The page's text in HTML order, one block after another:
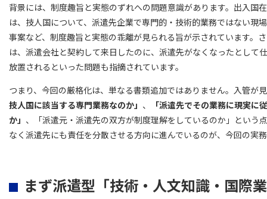
背景には、制度趣旨と実態のずれへの問題意識があります。出入国
は、技人国について、派遣先企業で専門的・技術的業務ではない現
事案など、制度趣旨と実態の乖離が見られる旨が示されています。
は、派遣会社と契約して来日したのに、派遣先がなくなったとして
放置されるといった問題も指摘されています。
つまり、今回の厳格化は、単なる書類追加ではありません。入管が
技人国に該当する専門業務なのか」 、
「派遣先でその業務に現実に
か」 、「派遣元・派遣先の双方が制度理解をしているのか」という
なく派遣先にも責任を分散させる方向に進んでいるのが、今回の実
まず派遣型「技術・人文知識・国際